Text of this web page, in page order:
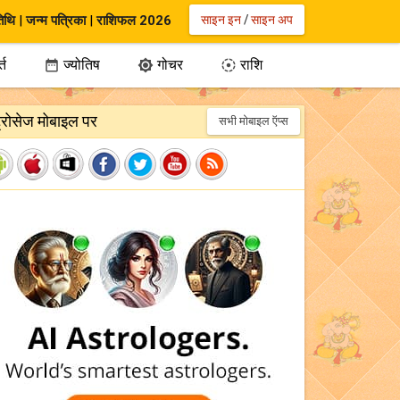
|जन्म पत्रिका|राशिफल 2026 साइन इन/साइन अप
 ज्योतिष  गोचर  राशि
मोबाइल पर सभी मोबाइल ऍप्स